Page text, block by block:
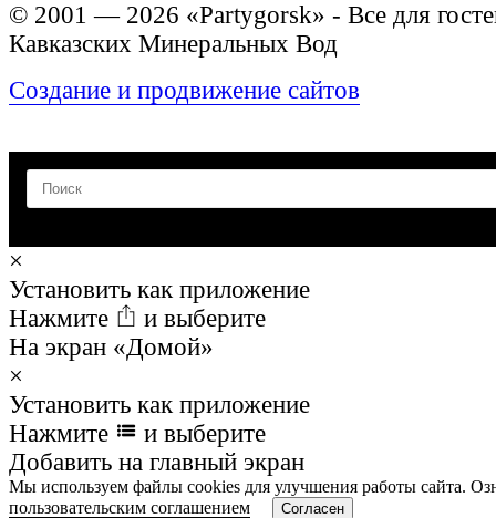
© 2001 — 2026 «Partygorsk» - Все для
Кавказских Минеральных Вод
Создание и продвижение сайтов
×
Установить как приложение
Нажмите
и выберите
На экран «Домой»
×
Установить как приложение
Нажмите
и выберите
Добавить на главный экран
Мы используем файлы cookies для улучшения работы сайта.
пользовательским соглашением
Согласен